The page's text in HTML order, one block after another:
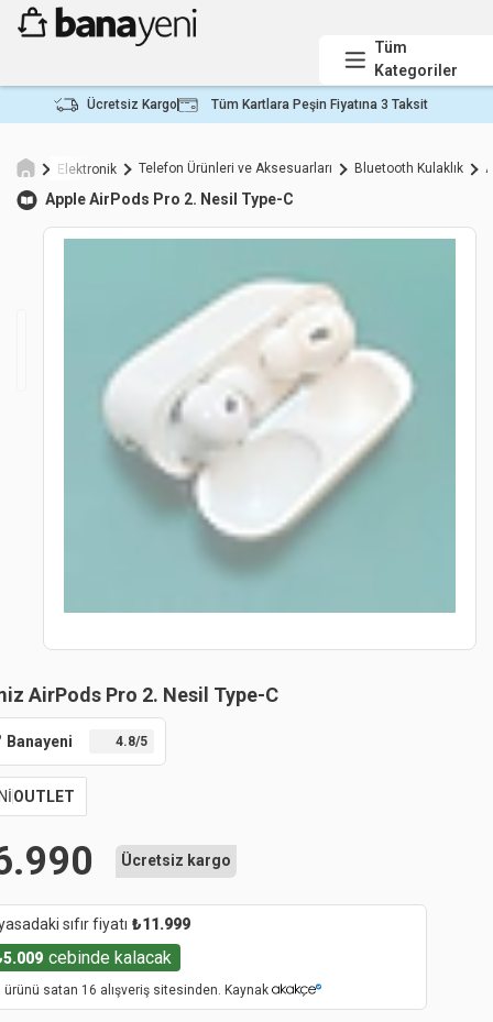
Tüm
Kategoriler
Ücretsiz Kargo Tüm Kartlara Peşin Fiyatına 3 Taksit
Elektronik Telefon Ürünleri ve Aksesuarları Bluetooth Kulaklık
AppleAirPods Pro 2. Nesil Type-C
AirPods Pro 2. Nesil Type-C
Banayeni 4.8/5
OUTLET
Ücretsiz kargo
sıfır fiyatı ₺11.999
5.009 cebinde kalacak
ürünü satan 16 alışveriş sitesinden. Kaynak